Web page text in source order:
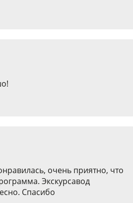
очень приятно, что
Экскурсавод
Спасибо